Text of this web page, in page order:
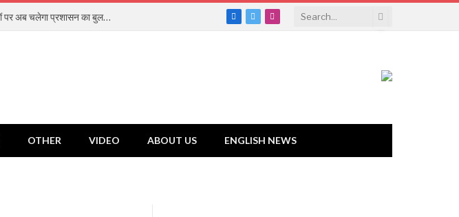
278 मिमी बारिश के बाद भी प्यासा रामगढ़ बांध, अवैध निर्माणों पर अब चलेगा प्रशासन का बुलडोजर
Facebook
TwitterInstagram
OTHER VIDEO ABOUT US ENGLISH NEWS